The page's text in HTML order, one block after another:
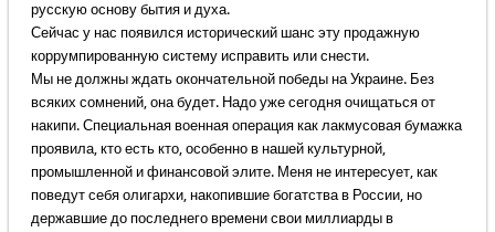
русскую основу бытия и духа.
Сейчас у нас появился исторический шанс эту продажную
коррумпированную систему исправить или снести.
Мы не должны ждать окончательной победы на Украине. Без
всяких сомнений, она будет. Надо уже сегодня очищаться от
накипи. Специальная военная операция как лакмусовая бумажка
проявила, кто есть кто, особенно в нашей культурной,
промышленной и финансовой элите. Меня не интересует, как
поведут себя олигархи, накопившие богатства в России, но
державшие до последнего времени свои миллиарды в